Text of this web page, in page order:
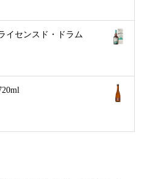
イセンスド・ドラム